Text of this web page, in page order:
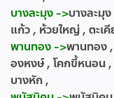
บางละมุง ->บางละมุ
แก้ว , ห้วยใหญ่ , ตะเ
พานทอง ->พานทอง
องหงษ์ , โคกขี้หนอน ,
บางหัก ,